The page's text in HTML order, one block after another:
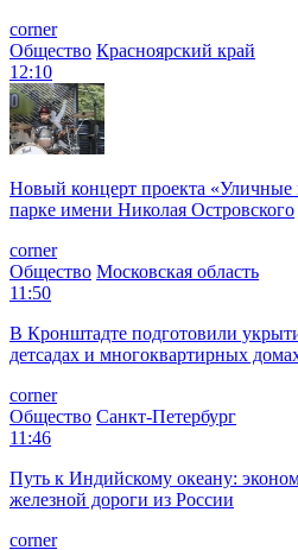
corner
Общество Красноярский край
12:10
Новый концерт проекта
парке имени Николая Островского
corner
Общество Московская область
11:50
В Кронштадте подготовили
детсадах и многоквартирных
corner
Общество Санкт-Петербург
11:46
Путь к Индийскому океану:
железной дороги из России
corner